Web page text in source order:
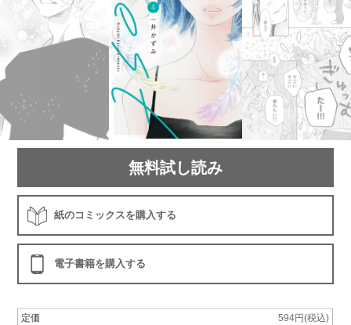
無料試し読み
紙のコミックスを購入する
電子書籍を購入する
定価
594円(税込)